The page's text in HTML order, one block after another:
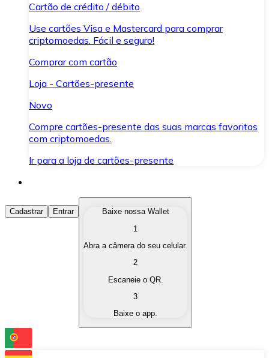
Cartão de crédito / débito
Use cartões Visa e Mastercard para comprar
criptomoedas. Fácil e seguro!
Comprar com cartão
Loja - Cartões-presente
Novo
Compre cartões-presente das suas marcas favoritas
com criptomoedas.
Ir para a loja de cartões-presente
Comprar Criptomoedas
Compre as criptomoedas de seu interesse de forma
Converta suas criptomoedas em moeda fiduciária
Troque uma criptomoeda por outra
Cadastrar Entrar
Baixe nossa Wallet
1
Abra a câmera do seu celular.
2
Escaneie o QR.
3
Baixe o app.